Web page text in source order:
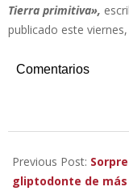
Tierra primitiva»,
publicado este
Comentarios
03-
12
Previous Post:
gliptodonte de